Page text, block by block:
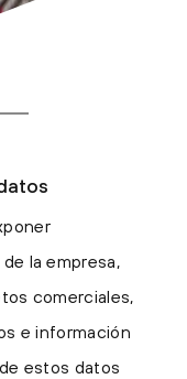
la empresa,
comerciales,
e información
estos datos